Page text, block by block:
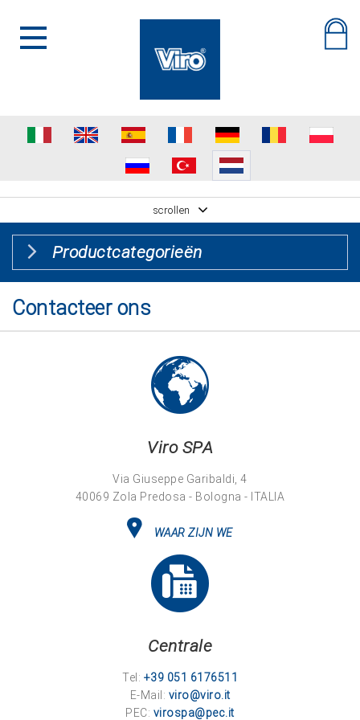
scrollen
Productcategorieën
Contacteer ons
Viro SPA
Via Giuseppe Garibaldi, 4
40069 Zola Predosa - Bologna - ITALIA
WAAR ZIJN WE
Centrale
Tel: +39 051 6176511
E-Mail: viro@viro.it
PEC: virospa@pec.it